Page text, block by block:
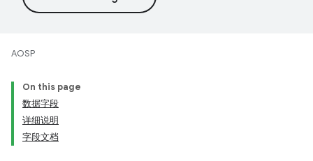
AOSP
On this page
数据字段
详细说明
字段文档